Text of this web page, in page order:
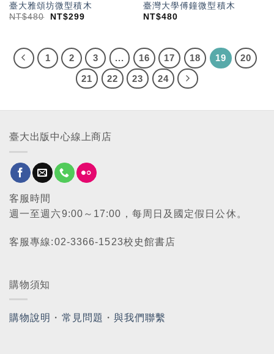
臺大雅頌坊微型積木
NT$480 NT$299
臺灣大學傅鐘微型積木
NT$480
1 2 3 ... 16 17 18 19
20
21
22 23 24
臺大出版中心線上商店
客服時間
週一至週六9:00～17:00，每周日及國定假日公休。
客服專線:02-3366-1523校史館書店
購物須知
購物說明 ・ 常見問題 ・與我們聯繫